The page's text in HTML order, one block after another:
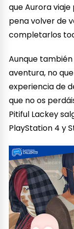
que Aurora
pena volver de
completarlos
Aunque
aventura, no
experiencia de
que no os
Pitiful Lackey
PlayStation 4 y